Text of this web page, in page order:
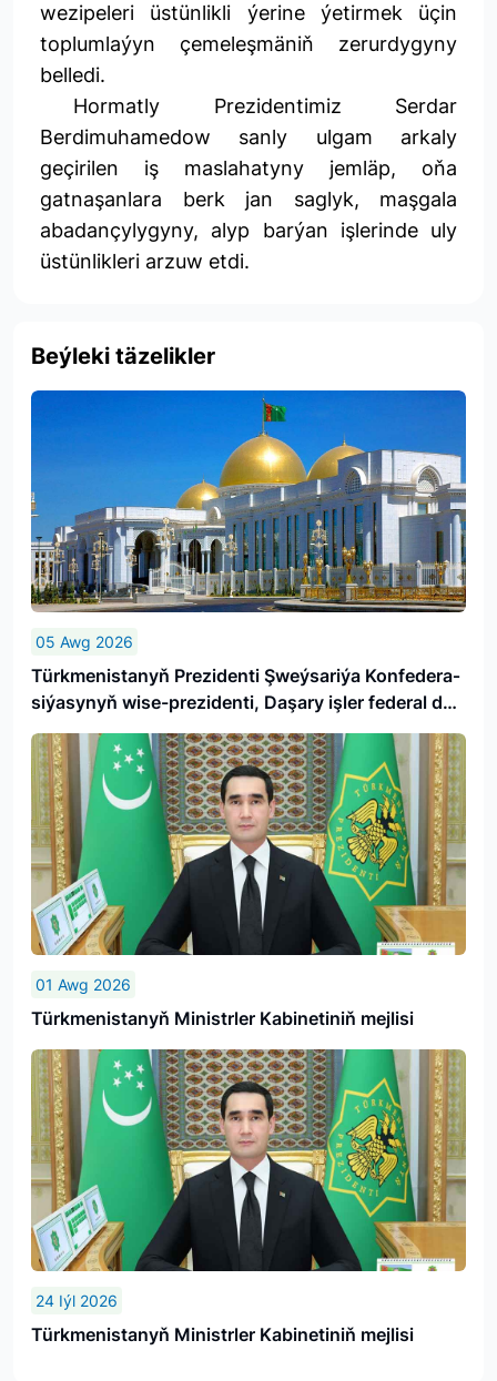
wezipeleri üstünlikli ýerine ýetirmek üçin
toplumlaýyn çemeleşmäniň zerurdygyny
belledi.
Hormatly Prezidentimiz Serdar
Berdimuhamedow sanly ulgam arkaly
geçirilen iş maslahatyny jemläp, oňa
gatnaşanlara berk jan saglyk, maşgala
abadançylygyny, alyp barýan işlerinde uly
üstünlikleri arzuw etdi.
Beýleki täzelikler
05 Awg 2026
Türk­me­nis­ta­nyň Prezidenti Şweý­sa­ri­ýa Kon­fe­de­ra­
si­ýa­sy­nyň wi­se-prezidenti, Da­şa­ry iş­ler fe­de­ral de­
par­ta­men­ti­niň baş­ly­gy­ny ka­bul et­di
01 Awg 2026
Türkmenistanyň Ministrler Kabinetiniň mejlisi
24 Iýl 2026
Türkmenistanyň Ministrler Kabinetiniň mejlisi